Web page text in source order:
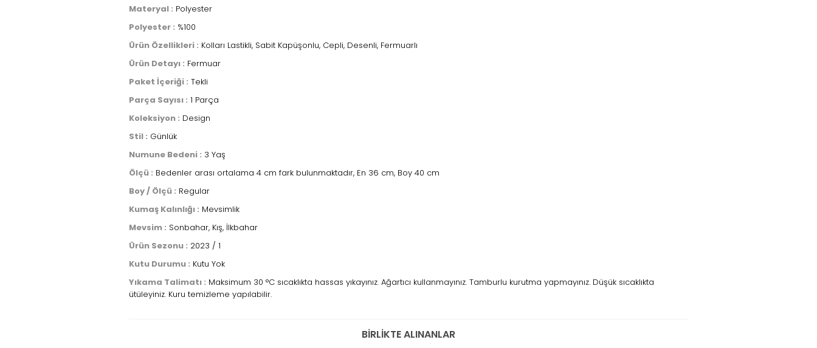
Materyal : Polyester
Polyester : %100
Ürün Özellikleri : Kolları Lastikli, Sabit Kapüşonlu, Cepli, Desenli, Fermuarlı
Ürün Detayı : Fermuar
Paket İçeriği : Tekli
Parça Sayısı : 1 Parça
Koleksiyon : Design
Stil : Günlük
Numune Bedeni : 3 Yaş
Ölçü : Bedenler arası ortalama 4 cm fark bulunmaktadır, En 36 cm, Boy 40 cm
Boy / Ölçü : Regular
Kumaş Kalınlığı : Mevsimlik
Mevsim : Sonbahar, Kış, İlkbahar
Ürün Sezonu : 2023 / 1
Kutu Durumu : Kutu Yok
Yıkama Talimatı : Maksimum 30 °C sıcaklıkta hassas yıkayınız. Ağartıcı kullanmayınız. Tamburlu kurutma yapmayınız. Düşük sıcaklıkta
ütüleyiniz. Kuru temizleme yapılabilir.